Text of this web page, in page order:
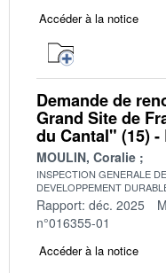
Accéder à la notice
Demande de
Grand Site de
du Cantal" (15) -
MOULIN, Coralie
INSPECTION GENERALE
DEVELOPPEMENT
Rapport: déc. 2025
n°016355-01
Accéder à la notice